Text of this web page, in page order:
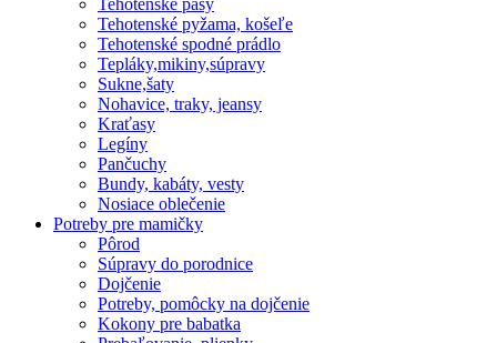
Tehotenské pásy
Tehotenské pyžama, košeľe
Tehotenské spodné prádlo
Tepláky,mikiny,súpravy
Sukne,šaty
Nohavice, traky, jeansy
Kraťasy
Legíny
Pančuchy
Bundy, kabáty, vesty
Nosiace oblečenie
Potreby pre mamičky
Pôrod
Súpravy do porodnice
Dojčenie
Potreby, pomôcky na dojčenie
Kokony pre babatka